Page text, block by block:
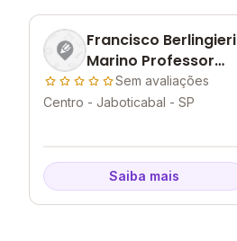
Francisco Berlingieri
Marino Professor
Escola De Arte
Sem avaliações
Centro - Jaboticabal - SP
Saiba mais